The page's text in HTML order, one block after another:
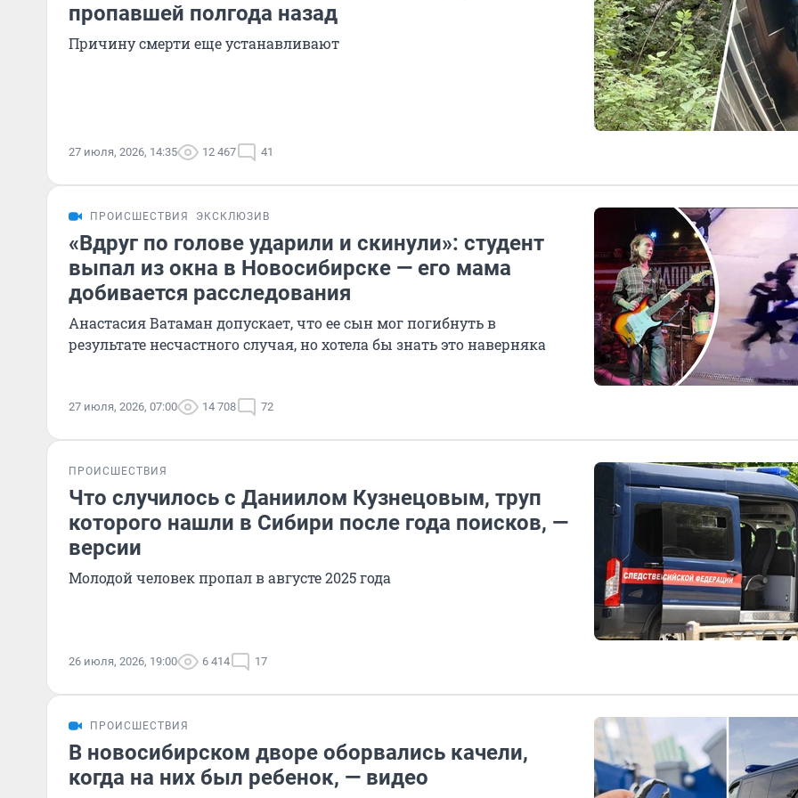
пропавшей полгода назад
Причину смерти еще устанавливают
27 июля, 2026, 14:35 12 467 41
ПРОИСШЕСТВИЯ ЭКСКЛЮЗИВ
«Вдруг по голове ударили и скинули»: студент
выпал из окна в Новосибирске — его мама
добивается расследования
Анастасия Ватаман допускает, что ее сын мог погибнуть в
результате несчастного случая, но хотела бы знать это наверняка
27 июля, 2026, 07:00 14 708 72
ПРОИСШЕСТВИЯ
Что случилось с Даниилом Кузнецовым, труп
которого нашли в Сибири после года поисков, —
версии
Молодой человек пропал в августе 2025 года
26 июля, 2026, 19:00 6 414 17
ПРОИСШЕСТВИЯ
В новосибирском дворе оборвались качели,
когда на них был ребенок, — видео